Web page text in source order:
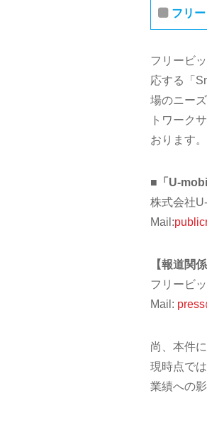
フリ
フリービ
応する「
場のニー
トワーク
おります。
■「U-
株式会社
Mail:
【報道関
フリービ
Mail:
尚、本件
現時点で
業績への